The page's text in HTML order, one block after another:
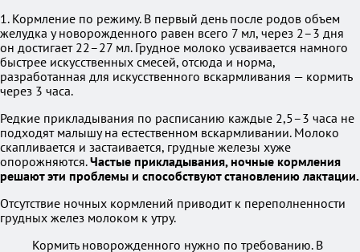
1. Кормление по режиму. В первый день после родов объем
желудка у новорожденного равен всего 7 мл, через 2–3 дня
он достигает 22–27 мл. Грудное молоко усваивается намного
быстрее искусственных смесей, отсюда и норма,
разработанная для искусственного вскармливания — кормить
через 3 часа.
Редкие прикладывания по расписанию каждые 2,5–3 часа не
подходят малышу на естественном вскармливании. Молоко
скапливается и застаивается, грудные железы хуже
опорожняются.Частые прикладывания, ночные кормления
решают эти проблемы и способствуют становлению лактации.
Отсутствие ночных кормлений приводит к переполненности
грудных желез молоком к утру.
Кормить новорожденного нужно по требованию. В